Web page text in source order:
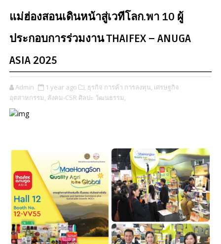
แม่ฮ่องสอนเดินหน้าสู่เวทีโลก.พา​ 10 ผู้
ประกอบการร่วมงาน THAIFEX – ANUGA
ASIA 2025
Admin 1 year ago ​, ธุรกิจ การค้า การลงทุน, เศรษฐกิจ
อุตสาหกรรม, สังคม-CSR ศิลปะ วัฒนธรรม,